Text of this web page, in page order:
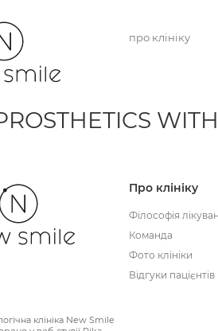
про клініку
клініка New Smile
Про клініку
Філософія
Команда
Фото клініки
Відгуки пацієнтів